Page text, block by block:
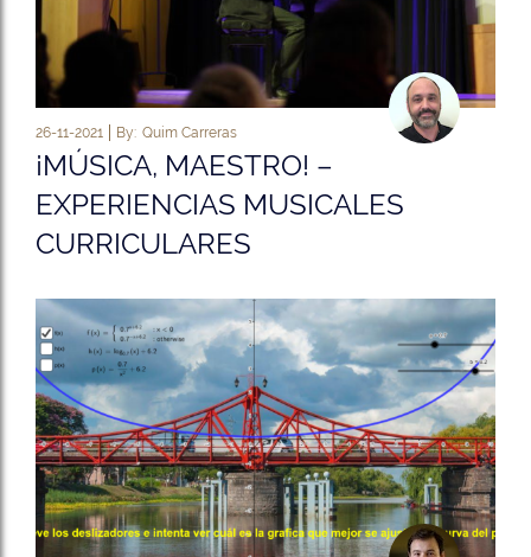
26-11-2021 By: Quim Carreras
¡MÚSICA, MAESTRO! –
EXPERIENCIAS MUSICALES
CURRICULARES